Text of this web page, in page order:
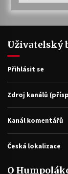
Uživatelský
Přihlásit se
Zdroj kanálů
Kanál komentářů
Česká lokalizace
O